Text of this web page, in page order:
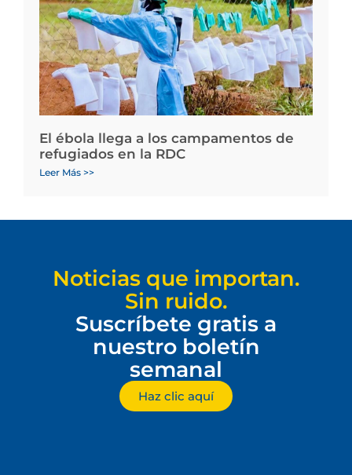
El ébola llega a los campamentos de
refugiados en la RDC
Leer Más >>
Noticias que importan.
Sin ruido.
Suscríbete gratis a
nuestro boletín
semanal
Haz clic aquí